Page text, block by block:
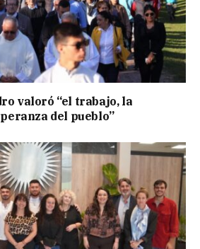
valoró “el trabajo, la
del pueblo”